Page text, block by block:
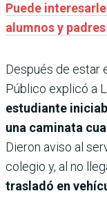
Puede
alumnos y
Después de estar
Público explicó a
estudiante
una caminata
Dieron aviso al
colegio y, al no
trasladó en